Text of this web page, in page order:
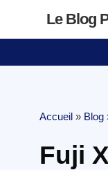
Le Blog
Accueil » Blog
Fuji